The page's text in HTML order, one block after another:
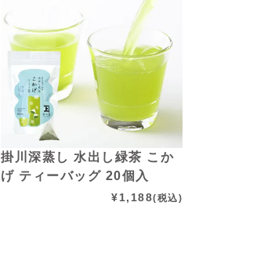
掛川深蒸し 水出し緑茶 こか
げ ティーバッグ 20個入
¥1,188(税込)